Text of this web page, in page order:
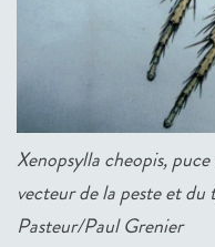
Xenopsylla cheopis,
vecteur de la peste et
Pasteur/Paul Grenier